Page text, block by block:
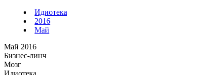
Идиотека
2016
Май
Май 2016
Бизнес-линч
Мозг
Идиотека